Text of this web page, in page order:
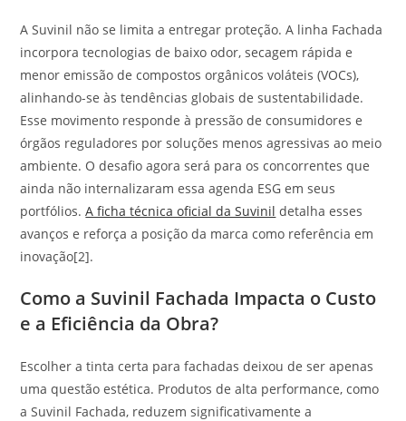
A Suvinil não se limita a entregar proteção. A linha Fachada
incorpora tecnologias de baixo odor, secagem rápida e
menor emissão de compostos orgânicos voláteis (VOCs),
alinhando-se às tendências globais de sustentabilidade.
Esse movimento responde à pressão de consumidores e
órgãos reguladores por soluções menos agressivas ao meio
ambiente. O desafio agora será para os concorrentes que
ainda não internalizaram essa agenda ESG em seus
portfólios.A ficha técnica oficial da Suvinil detalha esses
avanços e reforça a posição da marca como referência em
inovação[2].
Como a Suvinil Fachada Impacta o Custo
e a Eficiência da Obra?
Escolher a tinta certa para fachadas deixou de ser apenas
uma questão estética. Produtos de alta performance, como
a Suvinil Fachada, reduzem significativamente a